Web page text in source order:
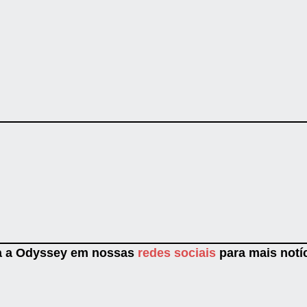
a Odyssey em nossas redes sociais para mais